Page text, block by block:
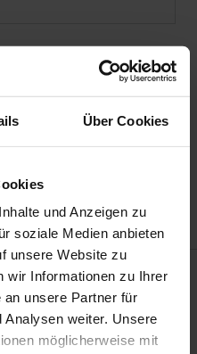
Über Cookies
und Anzeigen zu
soziale Medien anbieten
unsere Website zu
wir Informationen zu Ihrer
an unsere Partner für
Analysen weiter. Unsere
möglicherweise mit
von der Lieferadresse